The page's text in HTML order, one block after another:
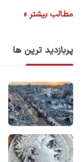
مطالب بیشتر »
پربازدید ترین ها